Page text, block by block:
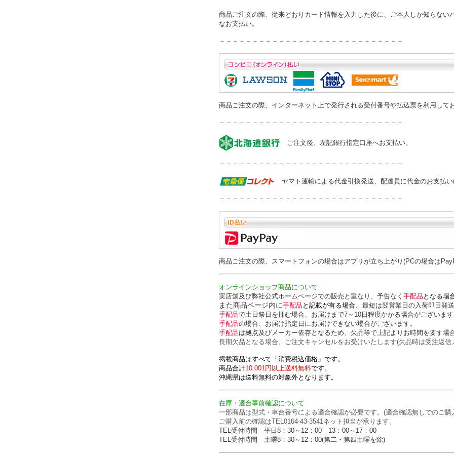
商品ご注文の際、従来どおりカード情報を入力した後に、ご本人しか知らない
なお支払い。
－－－－－－－－－－－－－－－－－－－－－－－－－－－－
商品ご注文の際、インターネット上で発行される受付番号や払込票を利用して
－－－－－－－－－－－－－－－－－－－－－－－－－－－－
ご注文後、左記銀行指定口座へお支払い。
－－－－－－－－－－－－－－－－－－－－－－－－－－－－
ヤマト運輸による代金引換発送、配達員に代金のお支払
－－－－－－－－－－－－－－－－－－－－－－－－－－－－
商品ご注文の際、スマートフォンの場合はアプリが立ち上がり(PCの場合は
オンラインショップ商品について
実店舗及び弊社公式ホームページでの販売と重なり、予告なく 手配品 となる場
また商品ページ内に手配品 と記載が有る場合
最短は翌営業日の入荷即日発
手配品で土日祭日を挿む場合、お届けまで7～10日程度かかる場合がございま
手配品の場合、お届け指定日にお届けできない場合がございます。
手配品は拠点及びメーカー依存となるため、欠品等で上記よりお時間を要す場
長期欠品となる場合、ご注文キャンセルをお受けいたします(欠品時は受注返
掲載商品はすべて「消費税込価格」です。
商品合計10.001円以上送料無料です。
沖縄県は送料無料の対象外となります。
在庫・適合事前確認について
一部商品は型式・車台番号による適合確認が必要です。(適合確認無しでのご購
ご購入前の確認はTEL0164-43-3541ネット担当が承ります。
TEL受付時間 平日8：30～12：00 13：00～17：00
TEL受付時間 土曜8：30～12：00(第二・第四土曜を除)